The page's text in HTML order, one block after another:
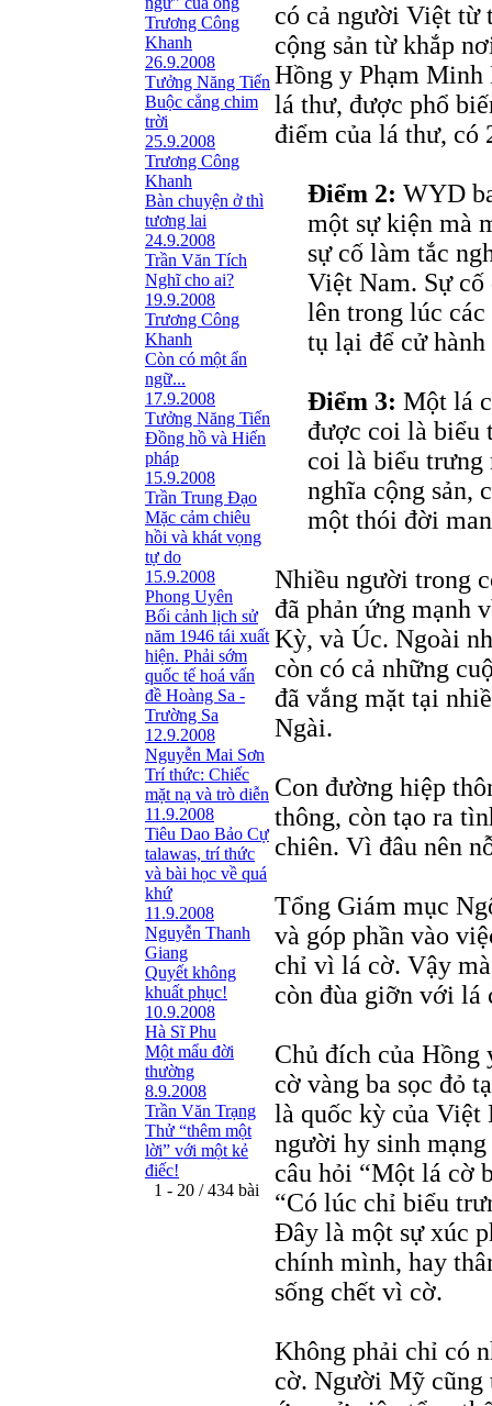
Trương Công
Khanh
26.9.2008
Tưởng Năng Tiến
Buộc cẳng chim
trời
25.9.2008
Trương Công
Khanh
Bàn chuyện ở thì
tương lai
24.9.2008
Trần Văn Tích
Nghĩ cho ai?
19.9.2008
Trương Công
Khanh
Còn có một ẩn
ngữ...
17.9.2008
Tưởng Năng Tiến
Đồng hồ và Hiến
pháp
15.9.2008
Trần Trung Đạo
Mặc cảm chiêu
hồi và khát vọng
tự do
15.9.2008
Phong Uyên
Bối cảnh lịch sử
năm 1946 tái xuất
hiện. Phải sớm
quốc tế hoá vấn
đề Hoàng Sa -
Trường Sa
12.9.2008
Nguyễn Mai Sơn
Trí thức: Chiếc
mặt nạ và trò diễn
11.9.2008
Tiêu Dao Bảo Cự
talawas, trí thức
và bài học về quá
khứ
11.9.2008
Nguyễn Thanh
Giang
Quyết không
khuất phục!
10.9.2008
Hà Sĩ Phu
Một mẩu đời
thường
8.9.2008
Trần Văn Trạng
Thử “thêm một
lời” với một kẻ
điếc!
1 - 20 / 434 bài
có cả người Việt từ
cộng sản từ khắp
Hồng y Phạm
lá thư, được phổ
điểm của lá thư, có
Điểm 2: WYD
một sự kiện mà
sự cố làm tắc
Việt Nam. Sự cố
lên trong lúc
tụ lại để cử
Điểm 3: Một lá
được coi là biểu
coi là biểu trưng
nghĩa cộng sản,
một thói đời
Nhiều người trong
đã phản ứng mạnh
Kỳ, và Úc. Ngoài
còn có cả những
đã vắng mặt tại
Ngài.
Con đường hiệp
thông, còn tạo ra
chiên. Vì đâu nên
Tổng Giám mục
và góp phần vào
chỉ vì lá cờ. Vậy
còn đùa giỡn với lá
Chủ đích của Hồng
cờ vàng ba sọc đỏ
là quốc kỳ của Việt
người hy sinh mạng
câu hỏi “Một lá cờ
“Có lúc chỉ biểu
Đây là một sự xúc
chính mình, hay
sống chết vì cờ.
Không phải chỉ có
cờ. Người Mỹ cũng